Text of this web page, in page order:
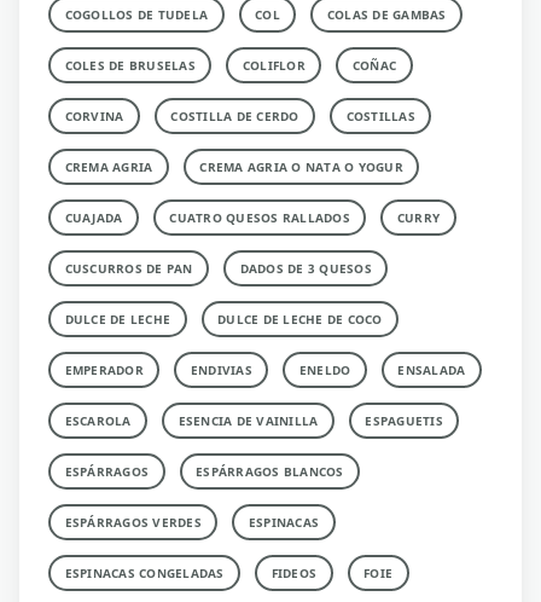
COGOLLOS DE TUDELA COL COLAS DE GAMBAS
COLES DE BRUSELAS COLIFLOR COÑAC
CORVINA COSTILLA DE CERDO COSTILLAS
CREMA AGRIA CREMA AGRIA O NATA O YOGUR
CUAJADA CUATRO QUESOS RALLADOS CURRY
CUSCURROS DE PAN DADOS DE 3 QUESOS
DULCE DE LECHE DULCE DE LECHE DE COCO
EMPERADOR ENDIVIAS ENELDO ENSALADA
ESCAROLA ESENCIA DE VAINILLA ESPAGUETIS
ESPÁRRAGOS ESPÁRRAGOS BLANCOS
ESPÁRRAGOS VERDES ESPINACAS
ESPINACAS CONGELADAS FIDEOS FOIE